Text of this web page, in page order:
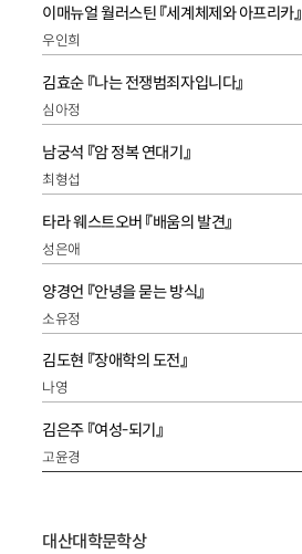
이매뉴얼 월러스틴 『세계체제와 아프리카』
우인희
김효순 『나는 전쟁범죄자입니다』
심아정
남궁석 『암 정복 연대기』
최형섭
타라 웨스트오버 『배움의 발견』
성은애
양경언 『안녕을 묻는 방식』
소유정
김도현 『장애학의 도전』
나영
김은주 『여성-되기』
고윤경
대산대학문학상